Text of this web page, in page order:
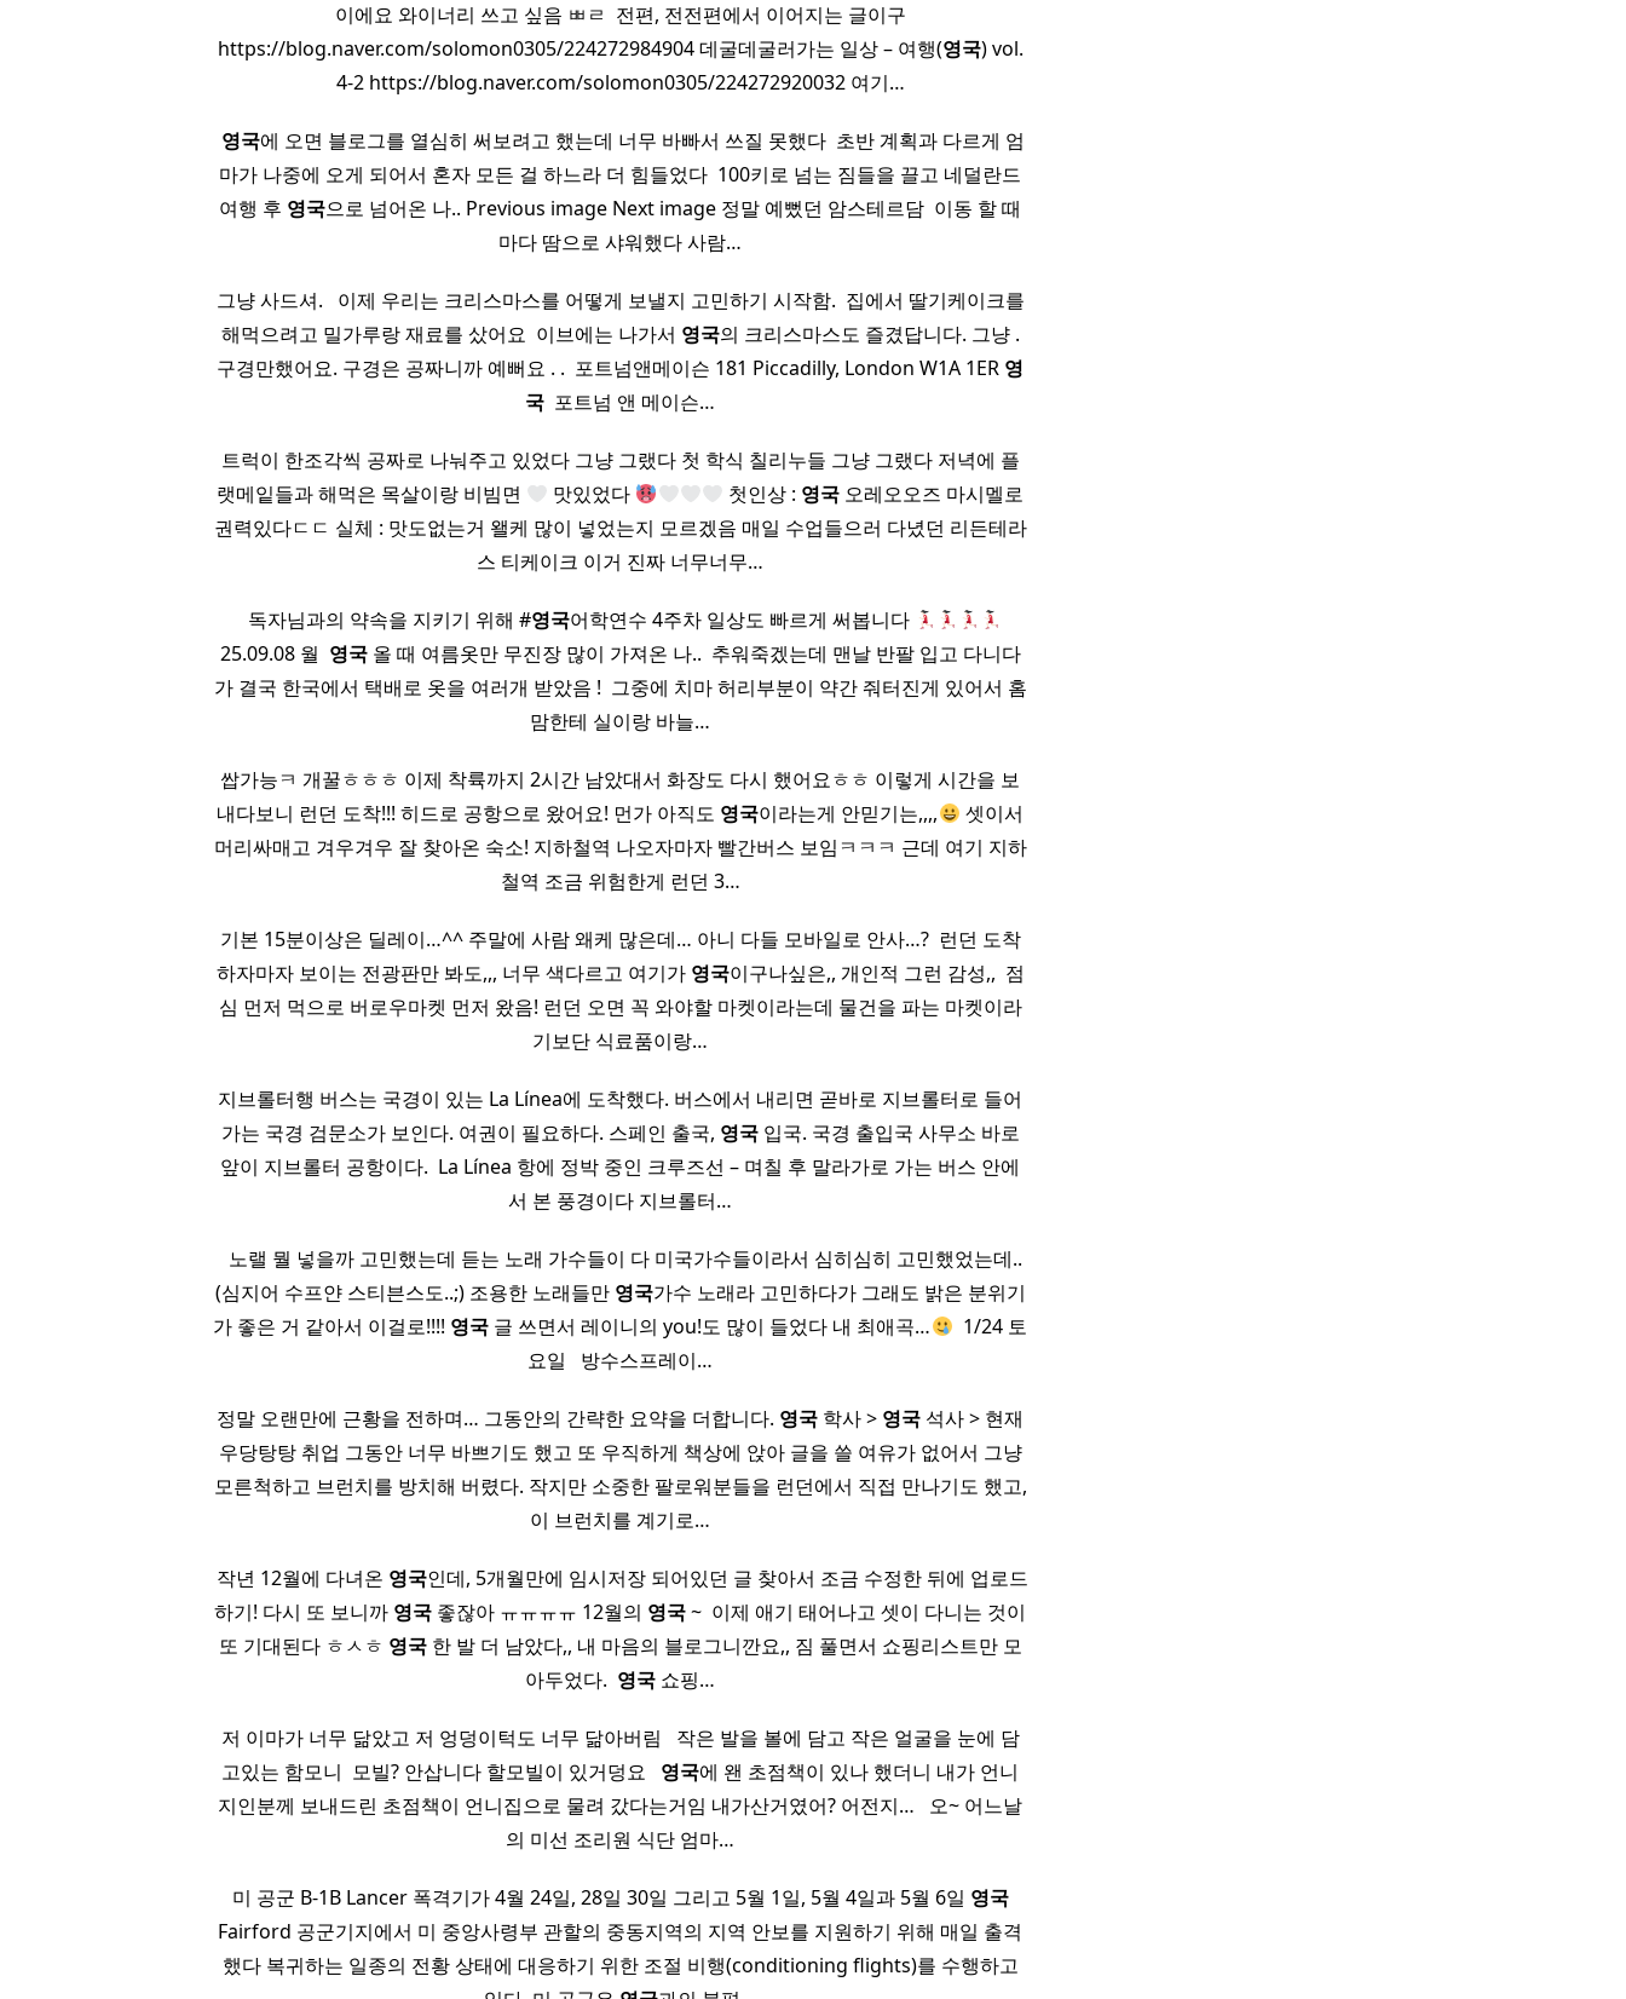
이에요 와이너리 쓰고 싶음 ㅃㄹ ​ 전편, 전전편에서 이어지는 글이구
https://blog.naver.com/solomon0305/224272984904 데굴데굴러가는 일상 – 여행(영국) vol.
4-2 https://blog.naver.com/solomon0305/224272920032 여기…
영국에 오면 블로그를 열심히 써보려고 했는데 너무 바빠서 쓰질 못했다 ​ 초반 계획과 다르게 엄
마가 나중에 오게 되어서 혼자 모든 걸 하느라 더 힘들었다 ​ 100키로 넘는 짐들을 끌고 네덜란드
여행 후 영국으로 넘어온 나.. Previous image Next image 정말 예뻤던 암스테르담 ​ 이동 할 때
마다 땀으로 샤워했다 사람…
그냥 사드셔. ​ ​ 이제 우리는 크리스마스를 어떻게 보낼지 고민하기 시작함. ​ 집에서 딸기케이크를
해먹으려고 밀가루랑 재료를 샀어요 ​ 이브에는 나가서 영국의 크리스마스도 즐겼답니다. 그냥 .
구경만했어요. 구경은 공짜니까 예뻐요 . . ​ 포트넘앤메이슨 181 Piccadilly, London W1A 1ER 영
국 ​ 포트넘 앤 메이슨…
트럭이 한조각씩 공짜로 나눠주고 있었다 그냥 그랬다 첫 학식 칠리누들 그냥 그랬다 저녁에 플
랫메잍들과 해먹은 목살이랑 비빔면
맛있었다 첫인상 : 영국 오레오오즈 마시멜로
권력있다ㄷㄷ 실체 : 맛도없는거 왤케 많이 넣었는지 모르겠음 매일 수업들으러 다녔던 리든테라
스 티케이크 이거 진짜 너무너무…
​ ​ 독자님과의 약속을 지키기 위해 #영국어학연수 4주차 일상도 빠르게 써봅니다
25.09.08 월 ​ 영국올 때 여름옷만 무진장 많이 가져온 나.. ​ 추워죽겠는데 맨날 반팔 입고 다니다
가 결국 한국에서 택배로 옷을 여러개 받았음 ! ​ 그중에 치마 허리부분이 약간 줘터진게 있어서 홈
맘한테 실이랑 바늘…
쌉가능ㅋ 개꿀ㅎㅎㅎ 이제 착륙까지 2시간 남았대서 화장도 다시 했어요ㅎㅎ 이렇게 시간을 보
내다보니 런던 도착!!! 히드로 공항으로 왔어요! 먼가 아직도 영국이라는게 안믿기는,,,,
셋이서
머리싸매고 겨우겨우 잘 찾아온 숙소! 지하철역 나오자마자 빨간버스 보임ㅋㅋㅋ 근데 여기 지하
철역 조금 위험한게 런던 3…
기본 15분이상은 딜레이…^^ 주말에 사람 왜케 많은데… 아니 다들 모바일로 안사…? ​ 런던 도착
하자마자 보이는 전광판만 봐도,,, 너무 색다르고 여기가 영국이구나싶은,, 개인적 그런 감성,, ​ 점
심 먼저 먹으로 버로우마켓 먼저 왔음! 런던 오면 꼭 와야할 마켓이라는데 물건을 파는 마켓이라
기보단 식료품이랑…
지브롤터행 버스는 국경이 있는 La Línea에 도착했다. 버스에서 내리면 곧바로 지브롤터로 들어
가는 국경 검문소가 보인다. 여권이 필요하다. 스페인 출국, 영국입국. 국경 출입국 사무소 바로
앞이 지브롤터 공항이다. ​ La Línea 항에 정박 중인 크루즈선 – 며칠 후 말라가로 가는 버스 안에
서 본 풍경이다 지브롤터…
​ ​ 노랠 뭘 넣을까 고민했는데 듣는 노래 가수들이 다 미국가수들이라서 심히심히 고민했었는데..
(심지어 수프얀 스티븐스도..;) 조용한 노래들만 영국가수 노래라 고민하다가 그래도 밝은 분위기
가 좋은 거 같아서 이걸로!!!! 영국 글 쓰면서 레이니의 you!도 많이 들었다 내 최애곡…
​ 1/24 토
요일 ​ ​ 방수스프레이…
정말 오랜만에 근황을 전하며… 그동안의 간략한 요약을 더합니다. 영국 학사 > 영국 석사 > 현재
우당탕탕 취업 그동안 너무 바쁘기도 했고 또 우직하게 책상에 앉아 글을 쓸 여유가 없어서 그냥
모른척하고 브런치를 방치해 버렸다. 작지만 소중한 팔로워분들을 런던에서 직접 만나기도 했고,
이 브런치를 계기로…
​ 작년 12월에 다녀온 영국인데, 5개월만에 임시저장 되어있던 글 찾아서 조금 수정한 뒤에 업로드
하기! 다시 또 보니까 영국 좋잖아 ㅠㅠㅠㅠ 12월의 영국~ ​ 이제 애기 태어나고 셋이 다니는 것이
또 기대된다 ㅎㅅㅎ 영국한 발 더 남았다,, 내 마음의 블로그니깐요,, 짐 풀면서 쇼핑리스트만 모
아두었다. ​ 영국 쇼핑…
저 이마가 너무 닮았고 저 엉덩이턱도 너무 닮아버림 ​ ​ 작은 발을 볼에 담고 작은 얼굴을 눈에 담
고있는 함모니 ​ 모빌? 안삽니다 할모빌이 있거덩요 ​ ​ 영국에 왠 초점책이 있나 했더니 내가 언니
지인분께 보내드린 초점책이 언니집으로 물려 갔다는거임 내가산거였어? 어전지… ​ ​ 오~ 어느날
의 미선 조리원 식단 엄마…
미 공군 B-1B Lancer 폭격기가 4월 24일, 28일 30일 그리고 5월 1일, 5월 4일과 5월 6일 영국
Fairford 공군기지에서 미 중앙사령부 관할의 중동지역의 지역 안보를 지원하기 위해 매일 출격
했다 복귀하는 일종의 전황 상태에 대응하기 위한 조절 비행(conditioning flights)를 수행하고